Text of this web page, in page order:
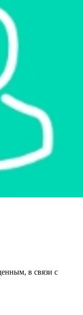
в связи с